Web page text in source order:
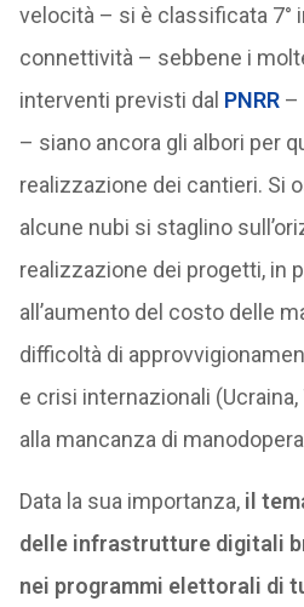
velocità – si è classificata 7°
connettività – sebbene i
interventi previsti dal PNRR –
– siano ancora gli albori per
realizzazione dei cantieri. Si
alcune nubi si staglino
realizzazione dei progetti, in
all’aumento del costo delle
difficoltà di
e crisi internazionali
alla mancanza di
Data la sua importanza, il
delle infrastrutture digitali
nei programmi elettorali di